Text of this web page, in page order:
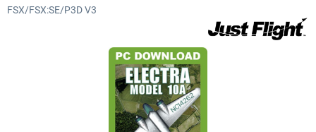
FSX/FSX:SE/P3D V3